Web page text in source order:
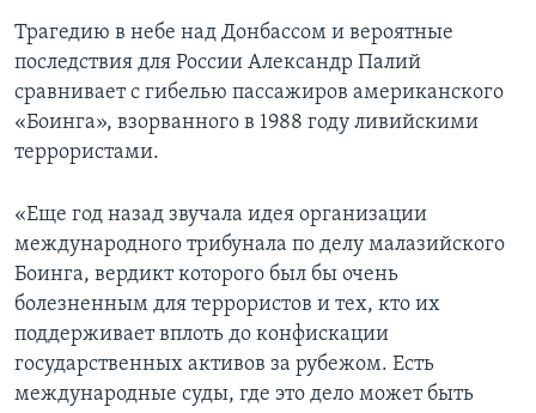
Трагедию в небе над Донбассом и вероятные
последствия для России Александр Палий
сравнивает с гибелью пассажиров американского
«Боинга», взорванного в 1988 году ливийскими
террористами.
«Еще год назад звучала идея организации
международного трибунала по делу малазийского
Боинга, вердикт которого был бы очень
болезненным для террористов и тех, кто их
поддерживает вплоть до конфискации
государственных активов за рубежом. Есть
международные суды, где это дело может быть